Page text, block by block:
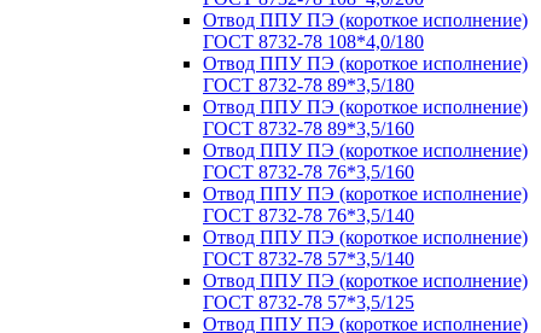
Отвод ППУ ПЭ (короткое исполнение)
ГОСТ 8732-78 108*4,0/180
Отвод ППУ ПЭ (короткое исполнение)
ГОСТ 8732-78 89*3,5/180
Отвод ППУ ПЭ (короткое исполнение)
ГОСТ 8732-78 89*3,5/160
Отвод ППУ ПЭ (короткое исполнение)
ГОСТ 8732-78 76*3,5/160
Отвод ППУ ПЭ (короткое исполнение)
ГОСТ 8732-78 76*3,5/140
Отвод ППУ ПЭ (короткое исполнение)
ГОСТ 8732-78 57*3,5/140
Отвод ППУ ПЭ (короткое исполнение)
ГОСТ 8732-78 57*3,5/125
Отвод ППУ ПЭ (короткое исполнение)